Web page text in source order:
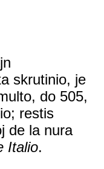
skrutinio, je
do 505,
restis
de la nura
Italio.